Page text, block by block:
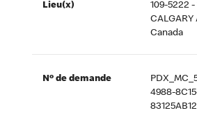
Lieu(x)
109-5222 -
CALGARY
Canada
Nº de demande
4988-